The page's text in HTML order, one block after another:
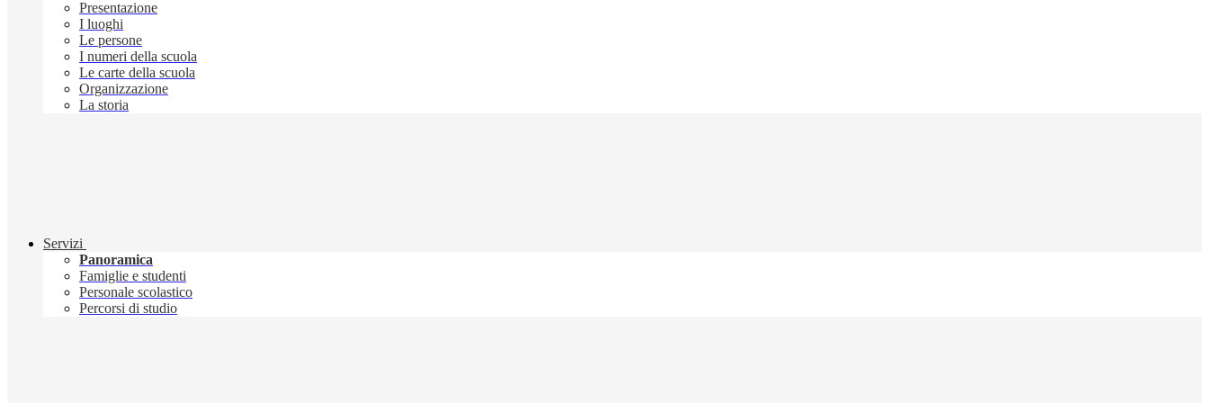
Presentazione
I luoghi
Le persone
I numeri della scuola
Le carte della scuola
Organizzazione
La storia
Servizi
Panoramica
Famiglie e studenti
Personale scolastico
Percorsi di studio